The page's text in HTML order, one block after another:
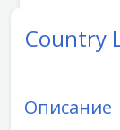
Country
Описание